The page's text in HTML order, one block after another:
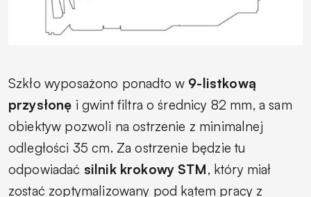
Szkło wyposażono ponadto w 9-listkową
przysłonę i gwint filtra o średnicy 82 mm, a sam
obiektyw pozwoli na ostrzenie z minimalnej
odległości 35 cm. Za ostrzenie będzie tu
odpowiadać silnik krokowy STM, który miał
zostać zoptymalizowany pod kątem pracy z